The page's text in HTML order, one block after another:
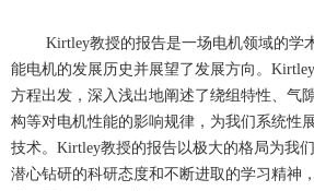
Kirtley教授的报告是一场电机领域的学
能电机的发展历史并展望了发展方向。
方程出发，深入浅出地阐述了绕组特性、气
构等对电机性能的影响规律，为我们系统性
技术。Kirtley教授的报告以极大的格局为我
潜心钻研的科研态度和不断进取的学习精神